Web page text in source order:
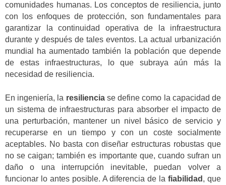
comunidades humanas. Los conceptos de resiliencia, junto
con los enfoques de protección, son fundamentales para
garantizar la continuidad operativa de la infraestructura
durante y después de tales eventos. La actual urbanización
mundial ha aumentado también la población que depende
de estas infraestructuras, lo que subraya aún más la
necesidad de resiliencia.
En ingeniería, la resilienciase define como la capacidad de
un sistema de infraestructuras para absorber el impacto de
una perturbación, mantener un nivel básico de servicio y
recuperarse en un tiempo y con un coste socialmente
aceptables. No basta con diseñar estructuras robustas que
no se caigan; también es importante que, cuando sufran un
daño o una interrupción inevitable, puedan volver a
funcionar lo antes posible. A diferencia de lafiabilidad , que